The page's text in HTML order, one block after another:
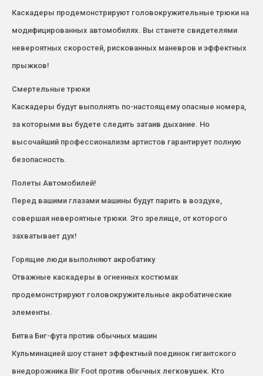
Каскадеры продемонстрируют головокружительные трюки на
модифицированных автомобилях. Вы станете свидетелями
невероятных скоростей, рискованных маневров и эффектных
прыжков!
Смертельные трюки
Каскадеры будут выполнять по-настоящему опасные номера,
за которыми вы будете следить затаив дыхание. Но
высочайший профессионализм артистов гарантирует полную
безопасность.
Полеты Автомобилей!
Перед вашими глазами машины будут парить в воздухе,
совершая невероятные трюки. Это зрелище, от которого
захватывает дух!
Горящие люди выполняют акробатику
Отважные каскадеры в огненных костюмах
продемонстрируют головокружительные акробатические
элементы.
Битва Биг-фута против обычных машин
Кульминацией шоу станет эффектный поединок гигантского
внедорожника Biг Foot против обычных легковушек. Кто